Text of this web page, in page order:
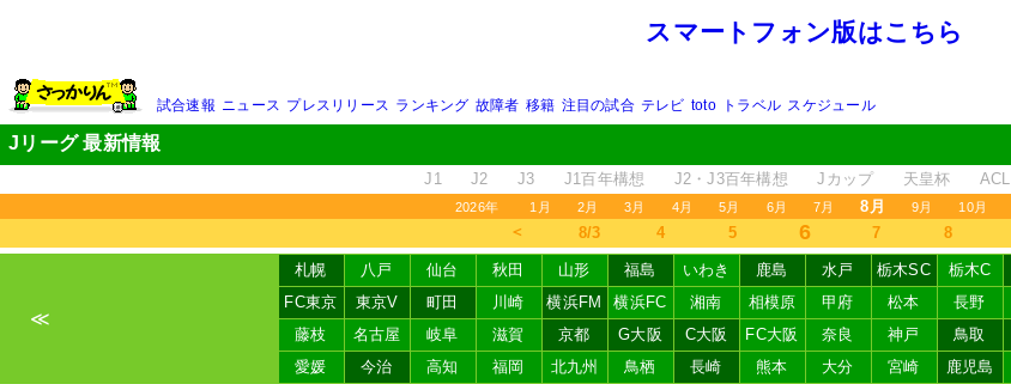
スマートフォン版はこちら
試合速報 ニュース プレスリリース ランキング 故障者 移籍 注目の試合 テレビ toto トラベル スケジュール
Jリーグ 最新情報
J1 J2 J3 J1百年構想 J2・J3百年構想 Jカップ 天皇杯 ACL
2026年 1月 2月 3月 4月 5月 6月 7月 8月 9月 10月
＜ 8/3 4 5 6 7 8
≪
札幌 八戸 仙台 秋田 山形 福島 いわき 鹿島 水戸 栃木SC 栃木C
FC東京
東京V 町田 川崎 横浜FM 横浜FC 湘南 相模原 甲府 松本 長野
藤枝
名古屋 岐阜 滋賀 京都 G大阪 C大阪 FC大阪 奈良 神戸 鳥取
愛媛
今治 高知 福岡 北九州 鳥栖 長崎 熊本 大分 宮崎 鹿児島